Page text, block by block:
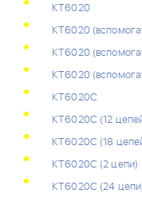
КТ6020
КТ6020
КТ6020
КТ6020
КТ6020C
КТ6020С (12
КТ6020С (18
КТ6020С (2 цепи)
КТ6020С (24